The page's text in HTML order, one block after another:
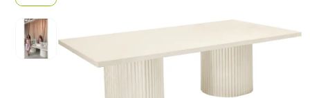
ДЕКОР
НАВИГАЦИЯ
Барная мебель